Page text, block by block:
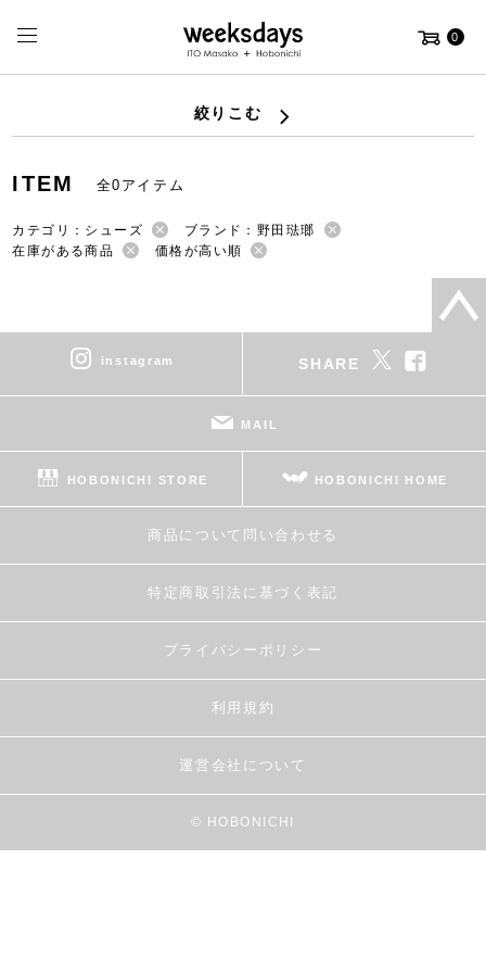
0
絞りこむ
ITEM 全0アイテム
カテゴリ：シューズ
ブランド：野田琺瑯
在庫がある商品
価格が高い順
instagram SHARE
MAIL
HOBONICHI STORE HOBONICHI HOME
商品について問い合わせる
特定商取引法に基づく表記
プライバシーポリシー
利用規約
運営会社について
© HOBONICHI